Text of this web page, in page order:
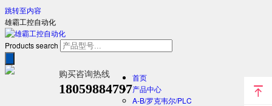
跳转至内容
雄霸工控自动化
Products search
购买咨询热线
18059884797
首页
产品中心
A-B/罗克韦尔/PLC